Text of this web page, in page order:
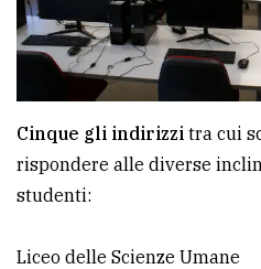
LE
ALTRE
TESTATE
PRIVACY
Cinque gli indirizzi tra cui
rispondere alle diverse
studenti:
Liceo delle Scienze Umane